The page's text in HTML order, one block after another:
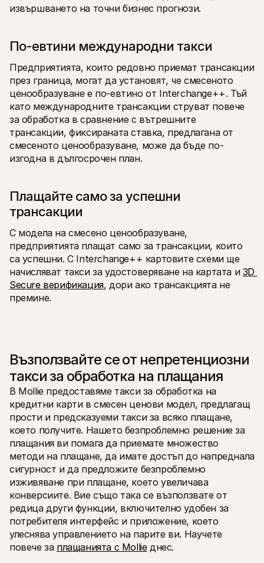
извършването на точни бизнес прогнози.
По-евтини международни такси
Предприятията, които редовно приемат трансакции
през граница, могат да установят, че смесеното
ценообразуване е по-евтино от Interchange++. Тъй
като международните трансакции струват повече
за обработка в сравнение с вътрешните
трансакции, фиксираната ставка, предлагана от
смесеното ценообразуване, може да бъде по-
изгодна в дългосрочен план.
Плащайте само за успешни
трансакции
С модела на смесено ценообразуване,
предприятията плащат само за трансакции, които
са успешни. С Interchange++ картовите схеми ще
начисляват такси за удостоверяване на картата и 3D
Secure верификация, дори ако трансакцията не
премине.
Възползвайте се от непретенциозни
такси за обработка на плащания
В Mollie предоставяме такси за обработка на
кредитни карти в смесен ценови модел, предлагащ
прости и предсказуеми такси за всяко плащане,
което получите. Нашето безпроблемно решение за
плащания ви помага да приемате множество
методи на плащане, да имате достъп до напреднала
сигурност и да предложите безпроблемно
изживяване при плащане, което увеличава
конверсиите. Вие също така се възползвате от
редица други функции, включително удобен за
потребителя интерфейс и приложение, което
улеснява управлението на парите ви. Научете
повече за плащанията с Mollie днес.